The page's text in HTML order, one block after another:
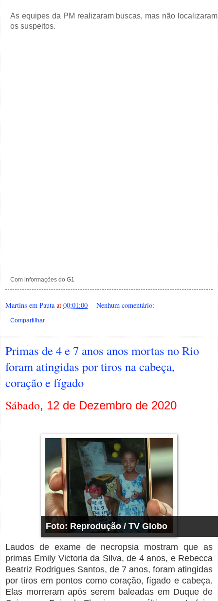
As equipes da PM realizaram buscas, mas não localizaram
os suspeitos.
Com informações do G1
Martins em Pauta at 00:01:00 Nenhum comentário:
Compartilhar
Primas de 4 e 7 anos anos mortas no Rio
foram atingidas por tiros na cabeça,
coração e fígado
Sábado, 12 de Dezembro de 2020
Foto: Reprodução / TV Globo
Laudos de exame de necropsia mostram que as
primas Emily Victoria da Silva, de 4 anos, e Rebecca
Beatriz Rodrigues Santos, de 7 anos, foram atingidas
por tiros em pontos como coração, fígado e cabeça.
Elas morreram após serem baleadas em Duque de